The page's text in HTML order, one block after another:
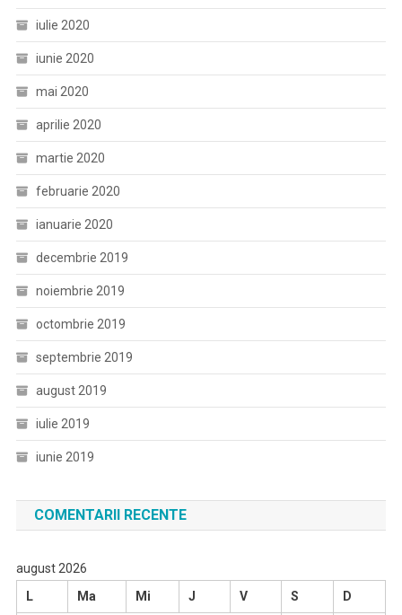
iulie 2020
iunie 2020
mai 2020
aprilie 2020
martie 2020
februarie 2020
ianuarie 2020
decembrie 2019
noiembrie 2019
octombrie 2019
septembrie 2019
august 2019
iulie 2019
iunie 2019
COMENTARII RECENTE
august 2026
L
Ma Mi J V S D